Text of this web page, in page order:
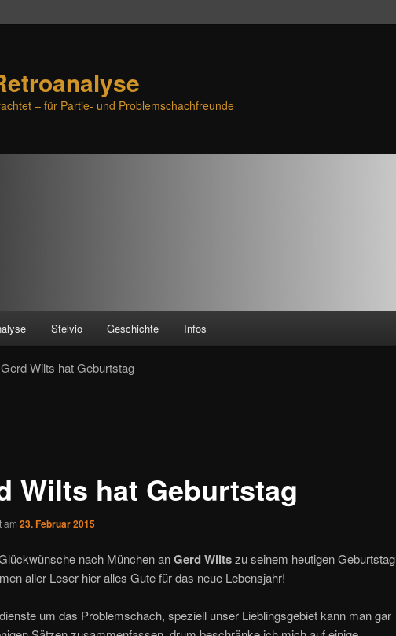
– für Partie- und Problemschachfreunde
Stelvio Geschichte Infos
Wilts hat Geburtstag
Wilts hat Geburtstag
am 23. Februar 2015
nach München anGerd Wiltszu seinem heutigen Geburtstag
aller Leser hier alles Gute für das neue Lebensjahr!
um das Problemschach, speziell unser Lieblingsgebiet kann man gar